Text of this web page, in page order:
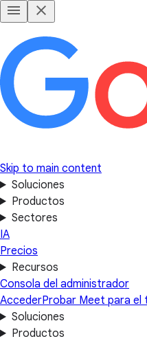
Skip to main content
Soluciones
Productos
Sectores
IA
Precios
Recursos
Consola del administrador
AccederProbar Meet para el
Soluciones
Productos